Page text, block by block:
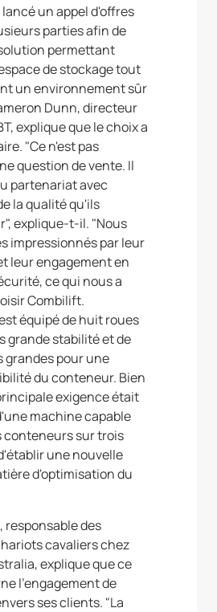
lancé un appel d'offres
parties afin de
permettant
de stockage tout
un environnement sûr
Dunn, directeur
explique que le choix a
"Ce n'est pas
question de vente. Il
partenariat avec
la qualité qu'ils
explique-t-il. "Nous
impressionnés par leur
leur engagement en
ce qui nous a
Combilift.
équipé de huit roues
grande stabilité et de
grandes pour une
du conteneur. Bien
exigence était
machine capable
conteneurs sur trois
une nouvelle
d'optimisation du
responsable des
cavaliers chez
explique que ce
l'engagement de
ses clients. "La